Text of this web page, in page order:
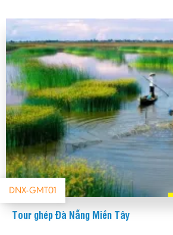
DNX-GMT01
Tour ghép Đà Nẵng Miền Tây